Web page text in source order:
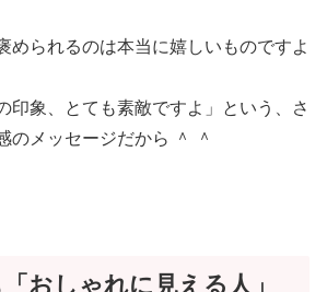
められるのは本当に嬉しいものですよ
印象、とても素敵ですよ」という、さ
のメッセージだから ＾ ＾
おしゃれに見える人」